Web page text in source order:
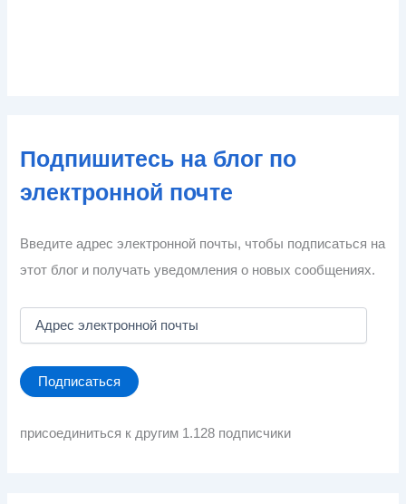
Подпишитесь на блог по
электронной почте
Введите адрес электронной почты, чтобы подписаться на
этот блог и получать уведомления о новых сообщениях.
е
с
е
Подписаться
присоединиться к другим 1.128 подписчики